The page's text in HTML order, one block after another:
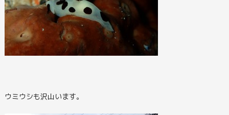
ウミウシも沢山います。